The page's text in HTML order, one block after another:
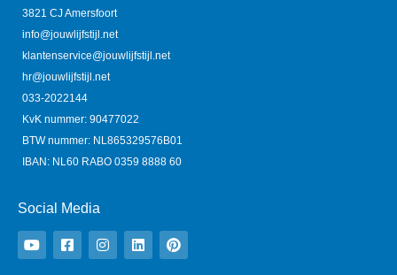
3821 CJ Amersfoort
info@jouwlijfstijl.net
klantenservice@jouwlijfstijl.net
hr@jouwlijfstijl.net
033-2022144
KvK nummer: 90477022
BTW nummer: NL865329576B01
IBAN: NL60 RABO 0359 8888 60
Social Media
o
u
t
a
c
e
n
s
t
i
n
k
i
n
t